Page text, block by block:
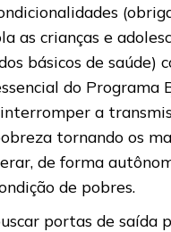
as crianças e
básicos de saúde)
do Programa
a
tornando os
de forma
de pobres.
portas de saída